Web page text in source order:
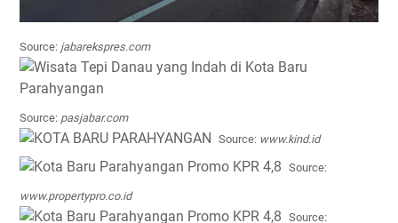
Source: jabarekspres.com
Source: pasjabar.com
Source: www.kind.id
Source:
www.propertypro.co.id
Source: